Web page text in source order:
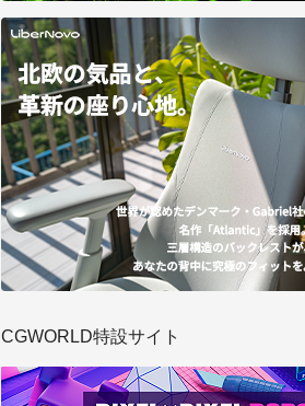
CGWORLD特設サイト